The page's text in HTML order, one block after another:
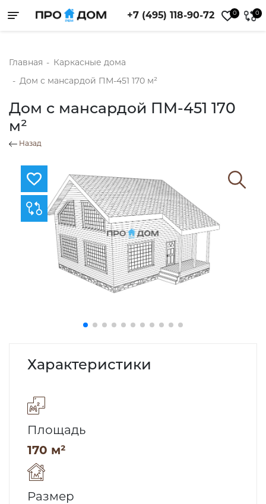
Toggle navigation +7 (495) 118-90-72 0 0
Главная - Каркасные дома
- Дом с мансардой ПМ-451 170 м²
Дом с мансардой ПМ-451 170
м²
Назад
Характеристики
Площадь
170 м²
Размер